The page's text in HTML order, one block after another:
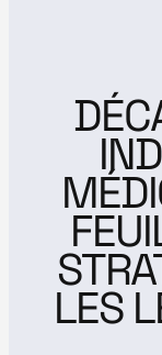
LES